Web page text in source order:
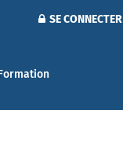
SE CONNECTER